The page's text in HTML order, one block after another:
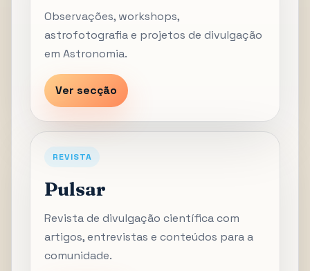
Observações, workshops,
astrofotografia e projetos de divulgação
em Astronomia.
Ver secção
REVISTA
Pulsar
Revista de divulgação científica com
artigos, entrevistas e conteúdos para a
comunidade.